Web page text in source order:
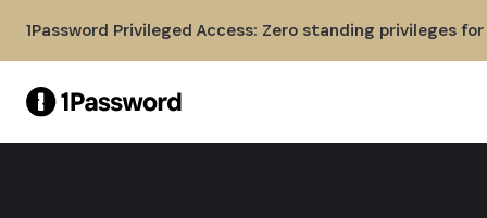
1Password Privileged Access: Zero standing privileges